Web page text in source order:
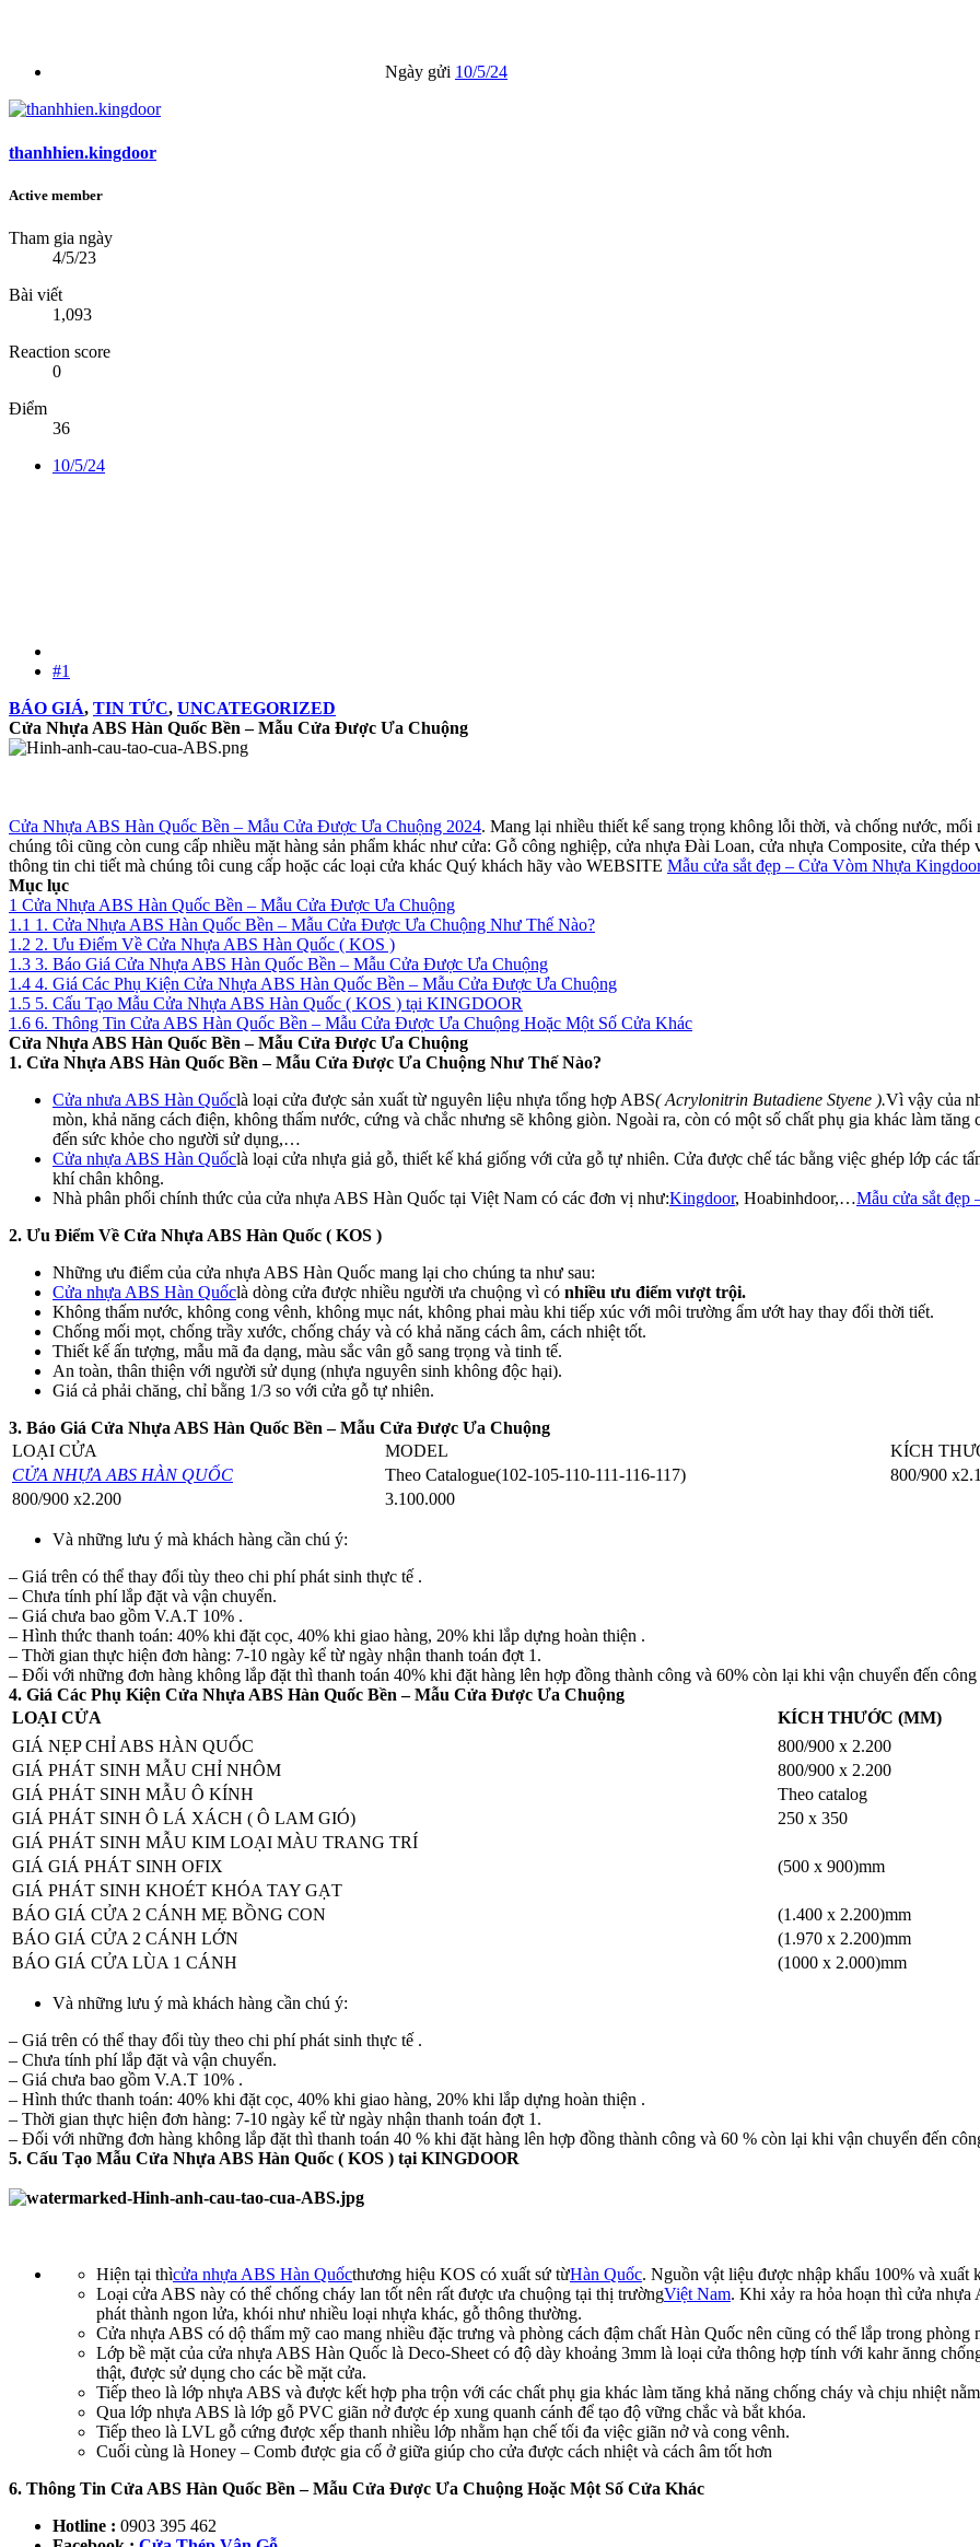
Ngày gửi 10/5/24
thanhhien.kingdoor
Active member
Tham gia ngày
4/5/23
Bài viết
1,093
Reaction score
0
Điểm
36
10/5/24
#1
BÁO GIÁ, TIN TỨC, UNCATEGORIZED
Cửa Nhựa ABS Hàn Quốc Bền – Mẫu Cửa Được Ưa Chuộng
Cửa Nhựa ABS Hàn Quốc Bền – Mẫu Cửa Được Ưa Chuộng 2024. Mang lại nhiều thiết kế sang trọng không lỗi thời, và chống nước,
chúng tôi cũng còn cung cấp nhiều mặt hàng sản phẩm khác như cửa: Gỗ công nghiệp, cửa nhựa Đài Loan, cửa nhựa Composite, cửa
thông tin chi tiết mà chúng tôi cung cấp hoặc các loại cửa khác Quý khách hãy vào WEBSITE Mẫu cửa sắt đẹp – Cửa Vòm Nhựa
Mục lục
1 Cửa Nhựa ABS Hàn Quốc Bền – Mẫu Cửa Được Ưa Chuộng
1.1 1. Cửa Nhựa ABS Hàn Quốc Bền – Mẫu Cửa Được Ưa Chuộng Như Thế Nào?
1.2 2. Ưu Điểm Về Cửa Nhựa ABS Hàn Quốc ( KOS )
1.3 3. Báo Giá Cửa Nhựa ABS Hàn Quốc Bền – Mẫu Cửa Được Ưa Chuộng
1.4 4. Giá Các Phụ Kiện Cửa Nhựa ABS Hàn Quốc Bền – Mẫu Cửa Được Ưa Chuộng
1.5 5. Cấu Tạo Mẫu Cửa Nhựa ABS Hàn Quốc ( KOS ) tại KINGDOOR
1.6 6. Thông Tin Cửa ABS Hàn Quốc Bền – Mẫu Cửa Được Ưa Chuộng Hoặc Một Số Cửa Khác
Cửa Nhựa ABS Hàn Quốc Bền – Mẫu Cửa Được Ưa Chuộng
1. Cửa Nhựa ABS Hàn Quốc Bền – Mẫu Cửa Được Ưa Chuộng Như Thế Nào?
Cửa nhưa ABS Hàn Quốclà loại cửa được sản xuất từ nguyên liệu nhựa tổng hợp ABS( Acrylonitrin Butadiene Styene ).Vì vậy của
mòn, khả năng cách điện, không thấm nước, cứng và chắc nhưng sẽ không giòn. Ngoài ra, còn có một số chất phụ gia khác làm
đến sức khỏe cho người sử dụng,…
Cửa nhựa ABS Hàn Quốclà loại cửa nhựa giả gỗ, thiết kế khá giống với cửa gỗ tự nhiên. Cửa được chế tác bằng việc ghép lớp các
khí chân không.
Nhà phân phối chính thức của cửa nhựa ABS Hàn Quốc tại Việt Nam có các đơn vị như:Kingdoor, Hoabinhdoor,…Mẫu cửa sắt đẹp
2. Ưu Điểm Về Cửa Nhựa ABS Hàn Quốc ( KOS )
Những ưu điểm của cửa nhựa ABS Hàn Quốc mang lại cho chúng ta như sau:
Cửa nhựa ABS Hàn Quốclà dòng cửa được nhiều người ưa chuộng vì có nhiều ưu điểm vượt trội.
Không thấm nước, không cong vênh, không mục nát, không phai màu khi tiếp xúc với môi trường ẩm ướt hay thay đổi thời tiết.
Chống mối mọt, chống trầy xước, chống cháy và có khả năng cách âm, cách nhiệt tốt.
Thiết kế ấn tượng, mẫu mã đa dạng, màu sắc vân gỗ sang trọng và tinh tế.
An toàn, thân thiện với người sử dụng (nhựa nguyên sinh không độc hại).
Giá cả phải chăng, chỉ bằng 1/3 so với cửa gỗ tự nhiên.
3. Báo Giá Cửa Nhựa ABS Hàn Quốc Bền – Mẫu Cửa Được Ưa Chuộng
LOẠI CỬA
MODEL KÍCH
CỬA NHỰA ABS HÀN QUỐC
Theo Catalogue(102-105-110-111-116-117) 800/900
800/900 x2.200
3.100.000
Và những lưu ý mà khách hàng cần chú ý:
– Giá trên có thể thay đổi tùy theo chi phí phát sinh thực tế .
– Chưa tính phí lắp đặt và vận chuyển.
– Giá chưa bao gồm V.A.T 10% .
– Hình thức thanh toán: 40% khi đặt cọc, 40% khi giao hàng, 20% khi lắp dựng hoàn thiện .
– Thời gian thực hiện đơn hàng: 7-10 ngày kể từ ngày nhận thanh toán đợt 1.
– Đối với những đơn hàng không lắp đặt thì thanh toán 40% khi đặt hàng lên hợp đồng thành công và 60% còn lại khi vận chuyển đến
4. Giá Các Phụ Kiện Cửa Nhựa ABS Hàn Quốc Bền – Mẫu Cửa Được Ưa Chuộng
LOẠI CỬA
KÍCH THƯỚC (MM)
GIÁ NẸP CHỈ ABS HÀN QUỐC
800/900 x 2.200
GIÁ PHÁT SINH MẪU CHỈ NHÔM
800/900 x 2.200
GIÁ PHÁT SINH MẪU Ô KÍNH
Theo catalog
GIÁ PHÁT SINH Ô LÁ XÁCH ( Ô LAM GIÓ)
250 x 350
GIÁ PHÁT SINH MẪU KIM LOẠI MÀU TRANG TRÍ
GIÁ GIÁ PHÁT SINH OFIX
(500 x 900)mm
GIÁ PHÁT SINH KHOÉT KHÓA TAY GẠT
BÁO GIÁ CỬA 2 CÁNH MẸ BỒNG CON
(1.400 x 2.200)mm
BÁO GIÁ CỬA 2 CÁNH LỚN
(1.970 x 2.200)mm
BÁO GIÁ CỬA LÙA 1 CÁNH
(1000 x 2.000)mm
Và những lưu ý mà khách hàng cần chú ý:
– Giá trên có thể thay đổi tùy theo chi phí phát sinh thực tế .
– Chưa tính phí lắp đặt và vận chuyển.
– Giá chưa bao gồm V.A.T 10% .
– Hình thức thanh toán: 40% khi đặt cọc, 40% khi giao hàng, 20% khi lắp dựng hoàn thiện .
– Thời gian thực hiện đơn hàng: 7-10 ngày kể từ ngày nhận thanh toán đợt 1.
– Đối với những đơn hàng không lắp đặt thì thanh toán 40 % khi đặt hàng lên hợp đồng thành công và 60 % còn lại khi vận chuyển đến
5. Cấu Tạo Mẫu Cửa Nhựa ABS Hàn Quốc ( KOS ) tại KINGDOOR
Hiện tại thìcửa nhựa ABS Hàn Quốcthương hiệu KOS có xuất sứ từHàn Quốc. Nguồn vật liệu được nhập khẩu 100% và xuất
Loại cửa ABS này có thể chống cháy lan tốt nên rất được ưa chuộng tại thị trườngViệt Nam. Khi xảy ra hỏa hoạn thì cửa
phát thành ngon lửa, khói như nhiều loại nhựa khác, gỗ thông thường.
Cửa nhựa ABS có dộ thẩm mỹ cao mang nhiều đặc trưng và phòng cách đậm chất Hàn Quốc nên cũng có thể lắp trong
Lớp bề mặt của cửa nhựa ABS Hàn Quốc là Deco-Sheet có độ dày khoảng 3mm là loại cửa thông hợp tính với kahr ănng
thật, được sử dụng cho các bề mặt cửa.
Tiếp theo là lớp nhựa ABS và được kết hợp pha trộn với các chất phụ gia khác làm tăng khả năng chống cháy và chịu nhiệt
Qua lớp nhựa ABS là lớp gỗ PVC giãn nở được ép xung quanh cánh để tạo độ vững chắc và bắt khóa.
Tiếp theo là LVL gỗ cứng được xếp thanh nhiều lớp nhằm hạn chế tối đa việc giãn nở và cong vênh.
Cuối cùng là Honey – Comb được gia cố ở giữa giúp cho cửa được cách nhiệt và cách âm tốt hơn
6. Thông Tin Cửa ABS Hàn Quốc Bền – Mẫu Cửa Được Ưa Chuộng Hoặc Một Số Cửa Khác
Hotline : 0903 395 462